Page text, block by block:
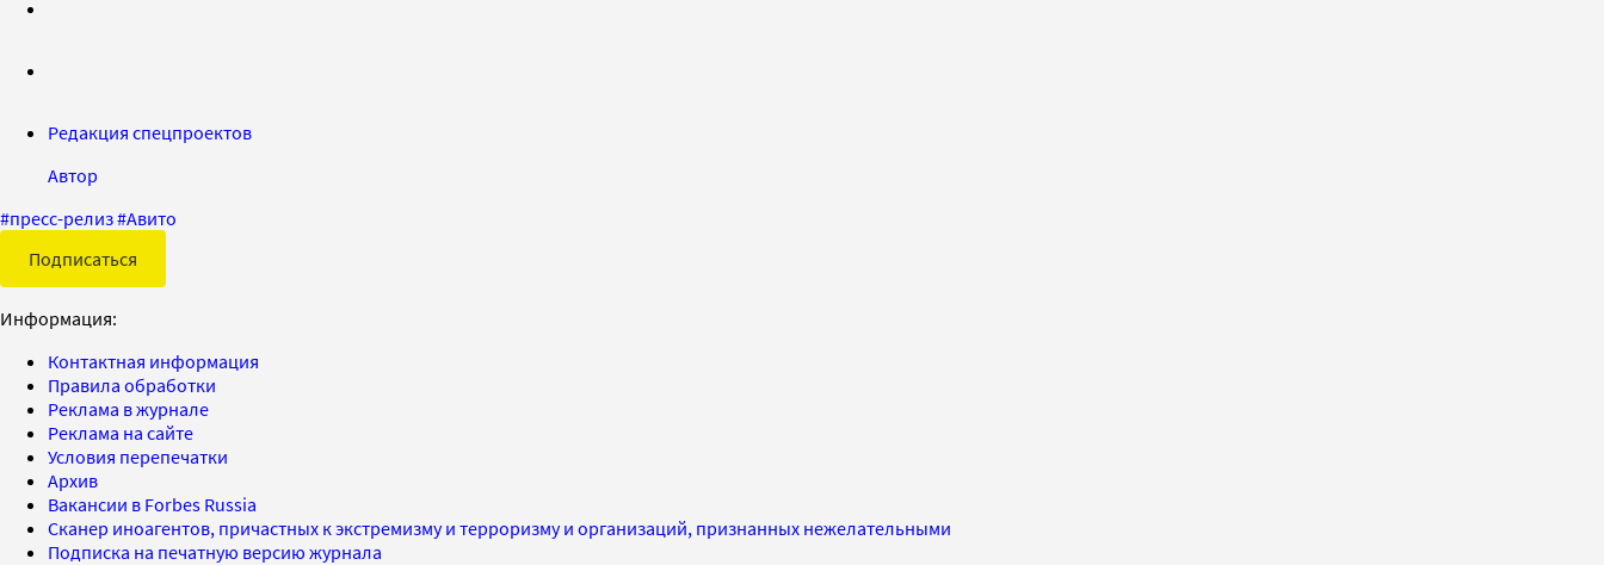
Редакция спецпроектов
Автор
#пресс-релиз#Авито
Подписаться
Информация:
Контактная информация
Правила обработки
Реклама в журнале
Реклама на сайте
Условия перепечатки
Архив
Вакансии в Forbes Russia
Сканер иноагентов, причастных к экстремизму и терроризму и организаций, признанных нежелательными
Подписка на печатную версию журнала